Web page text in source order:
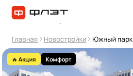
Главная Новостройки Южный парк
🔥 Акция Комфорт